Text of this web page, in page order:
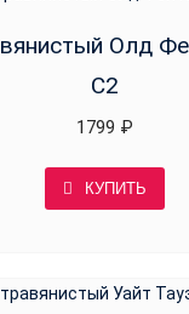
Олд
С2
1799 ₽
КУПИТЬ